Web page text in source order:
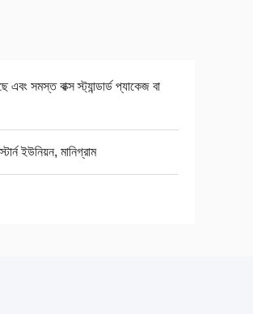
এবং সমস্ত বাক্স স্ট্যান্ডার্ড প্যাকেজ বা
ইউনিয়ন, মানিগ্রাম